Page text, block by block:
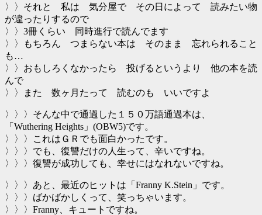
〉〉それと 私は 気分屋で その日によって 読みたい物
が違ったりするので
〉〉3冊くらい 同時進行で読んでます
〉〉もちろん つまらない本は そのまま 忘れられること
も…
〉〉おもしろくなかったら 投げるというより 他の本を読
んで
〉〉また 数ヶ月たって 読むのも いいですよ
〉〉〉そんな中で通過した１５０万語通過本は、
「Wuthering Heights」(OBW5)です。
〉〉〉これはＧＲでも面白かったです。
〉〉〉でも、復讐だけの人生って、辛いですね。
〉〉〉復讐が成功しても、幸せにはなれないですね。
〉〉〉あと、最近のヒットは「Franny K.Stein」です。
〉〉〉ばかばかしくって、笑っちゃいます。
〉〉〉Franny、キュートですね。